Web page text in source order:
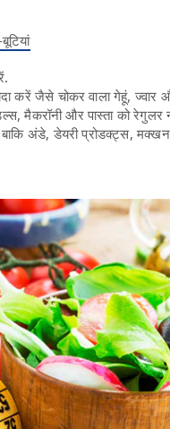
करें जैसे चोकर वाला गेहूं, ज्वार
मैकरॉनी और पास्ता को रेगुलर
अंडे, डेयरी प्रोडक्ट्स,